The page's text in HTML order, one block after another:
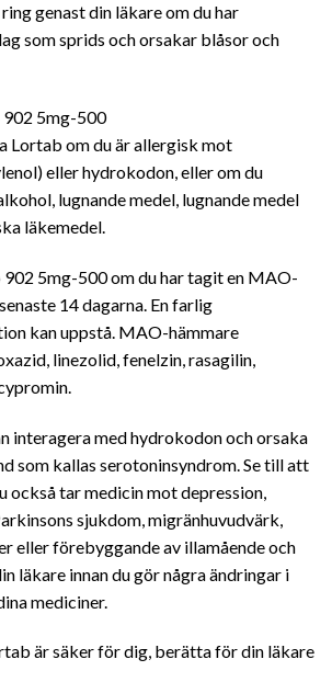
genast din läkare om du har
som sprids och orsakar blåsor och
902 5mg-500
Lortab om du är allergisk mot
eller hydrokodon, eller om du
lugnande medel, lugnande medel
läkemedel.
5mg-500 om du har tagit en MAO-
14 dagarna. En farlig
kan uppstå. MAO-hämmare
linezolid, fenelzin, rasagilin,
interagera med hydrokodon och orsaka
som kallas serotoninsyndrom. Se till att
också tar medicin mot depression,
sjukdom, migränhuvudvärk,
eller förebyggande av illamående och
läkare innan du gör några ändringar i
mediciner.
är säker för dig, berätta för din läkare